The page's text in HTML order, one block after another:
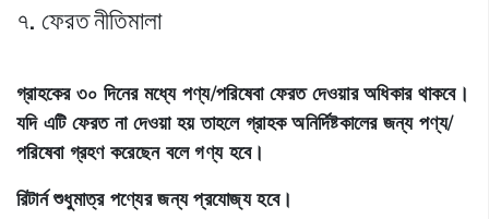
৭. ফেরত নীতিমালা
গ্রাহকের ৩০ দিনের মধ্যে পণ্য/পরিষেবা ফেরত দেওয়ার অধিকার থাকবে।
যদি এটি ফেরত না দেওয়া হয় তাহলে গ্রাহক অনির্দিষ্টকালের জন্য পণ্য/
পরিষেবা গ্রহণ করেছেন বলে গণ্য হবে।
রিটার্ন শুধুমাত্র পণ্যের জন্য প্রযোজ্য হবে।